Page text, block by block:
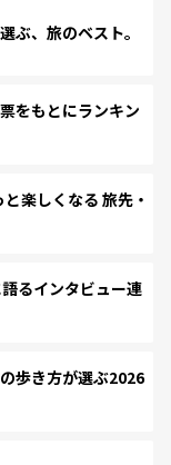
、旅のベスト。
をもとにランキン
楽しくなる 旅先・
るインタビュー連
歩き方が選ぶ2026